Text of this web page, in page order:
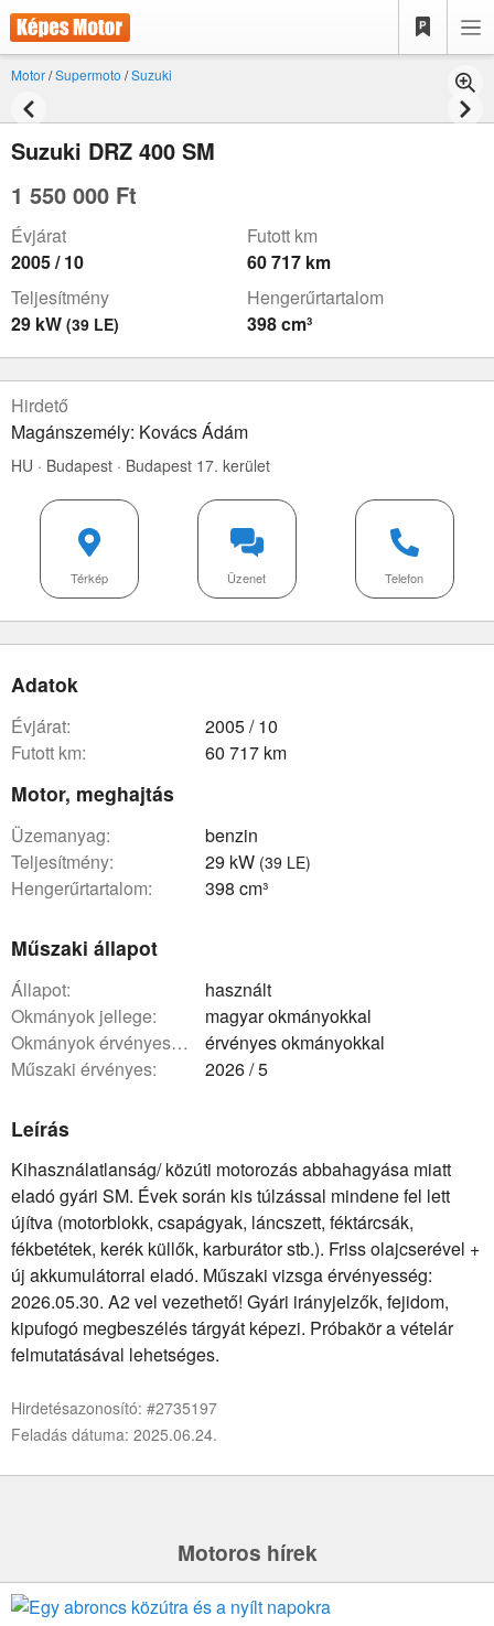
Motor/Supermoto /Suzuki
Suzuki DRZ 400 SM
1 550 000 Ft
Évjárat
2005 / 10
Futott km
60 717 km
Teljesítmény
29 kW (39 LE)
Hengerűrtartalom
398 cm³
Hirdető
Magánszemély: Kovács Ádám
HU · Budapest · Budapest 17. kerület
Telefon
Üzenet
Térkép
Adatok
évjárat:
2005 / 10
futott km:
60 717 km
Motor, meghajtás
üzemanyag:
benzin
teljesítmény:
29 kW (39 LE)
hengerűrtartalom: 398 cm³
Műszaki állapot
állapot:
használt
okmányok jellege:
magyar okmányokkal
okmányok érvényessége:
érvényes okmányokkal
műszaki érvényes:
2026 / 5
Leírás
Kihasználatlanság/ közúti motorozás abbahagyása miatt
eladó gyári SM. Évek során kis túlzással mindene fel lett
újítva (motorblokk, csapágyak, láncszett, féktárcsák,
fékbetétek, kerék küllők, karburátor stb.). Friss olajcserével +
új akkumulátorral eladó. Műszaki vizsga érvényesség:
2026.05.30. A2 vel vezethető! Gyári irányjelzők, fejidom,
kipufogó megbeszélés tárgyát képezi. Próbakör a vételár
felmutatásával lehetséges.
Hirdetésazonosító: #2735197
Feladás dátuma: 2025.06.24.
Motoros hírek